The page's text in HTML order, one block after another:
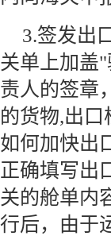
3.签发出
关单上加盖
责人的签章
的货物,出
如何加快出
正确填写出
关的舱单内
行后，由于